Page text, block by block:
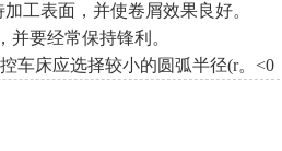
工表面，并使卷屑效果良好。
并要经常保持锋利。
床应选择较小的圆弧半径(r。<0